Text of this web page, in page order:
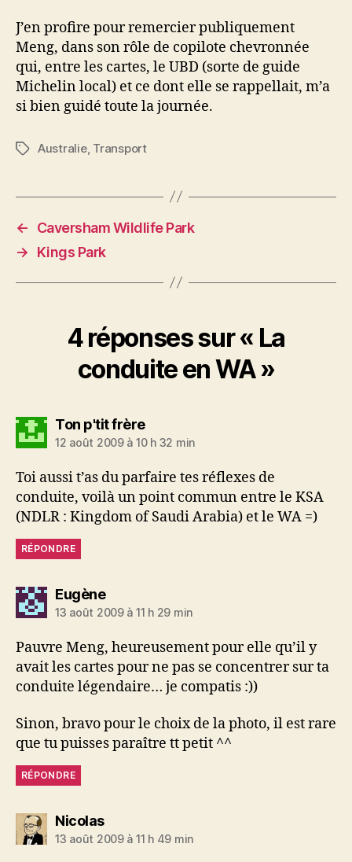
J’en profire pour remercier publiquement
Meng, dans son rôle de copilote chevronnée
qui, entre les cartes, le UBD (sorte de guide
Michelin local) et ce dont elle se rappellait, m’a
si bien guidé toute la journée.
Étiquettes
Australie, Transport
←
Caversham Wildlife Park
→
Kings Park
4 réponses sur « La
conduite en WA »
Ton p'tit frèredit :
12 août 2009 à 10 h 32 min
Toi aussi t’as du parfaire tes réflexes de
conduite, voilà un point commun entre le KSA
(NDLR : Kingdom of Saudi Arabia) et le WA =)
RÉPONDRE
Eugènedit :
13 août 2009 à 11 h 29 min
Pauvre Meng, heureusement pour elle qu’il y
avait les cartes pour ne pas se concentrer sur ta
conduite légendaire… je compatis :))
Sinon, bravo pour le choix de la photo, il est rare
que tu puisses paraître tt petit ^^
RÉPONDRE
Nicolasdit :
13 août 2009 à 11 h 49 min